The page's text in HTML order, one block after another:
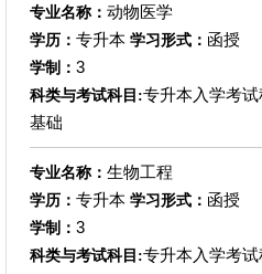
专业名称： 动物医学
学历： 专升本 学习形式： 函授
学制： 3
科类与考试科目:专升本入学考
基础
专业名称： 生物工程
学历： 专升本 学习形式： 函授
学制： 3
科类与考试科目:专升本入学考